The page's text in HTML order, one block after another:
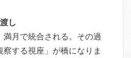
し
満月で統合される。その過
する視座」が橋になりま